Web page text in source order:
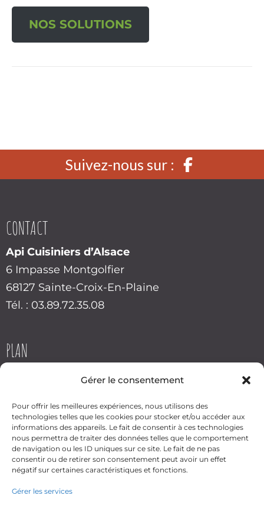
Gérer le consentement
Pour offrir les meilleures expériences, nous utilisons des
technologies telles que les cookies pour stocker et/ou accéder aux
informations des appareils. Le fait de consentir à ces technologies
nous permettra de traiter des données telles que le comportement
de navigation ou les ID uniques sur ce site. Le fait de ne pas
consentir ou de retirer son consentement peut avoir un effet
négatif sur certaines caractéristiques et fonctions.
Gérer les services
NOS SOLUTIONS
Suivez-nous sur :
CONTACT
Api Cuisiniers d’Alsace
6 Impasse Montgolfier
68127 Sainte-Croix-En-Plaine
Tél. : 03.89.72.35.08
PLAN
Cliquez pour accepter les
cookies marketing et activer
ce contenu